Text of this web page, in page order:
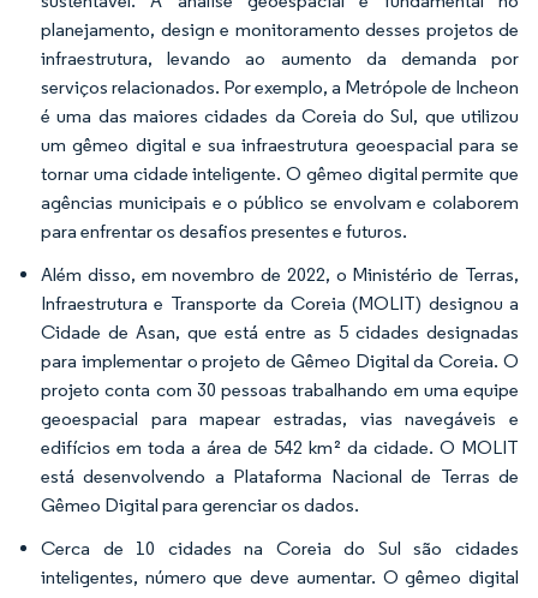
planejamento, design e monitoramento desses projetos de
infraestrutura, levando ao aumento da demanda por
serviços relacionados. Por exemplo, a Metrópole de Incheon
é uma das maiores cidades da Coreia do Sul, que utilizou
um gêmeo digital e sua infraestrutura geoespacial para se
tornar uma cidade inteligente. O gêmeo digital permite que
agências municipais e o público se envolvam e colaborem
para enfrentar os desafios presentes e futuros.
Além disso, em novembro de 2022, o Ministério de Terras,
Infraestrutura e Transporte da Coreia (MOLIT) designou a
Cidade de Asan, que está entre as 5 cidades designadas
para implementar o projeto de Gêmeo Digital da Coreia. O
projeto conta com 30 pessoas trabalhando em uma equipe
geoespacial para mapear estradas, vias navegáveis e
edifícios em toda a área de 542 km² da cidade. O MOLIT
está desenvolvendo a Plataforma Nacional de Terras de
Gêmeo Digital para gerenciar os dados.
Cerca de 10 cidades na Coreia do Sul são cidades
inteligentes, número que deve aumentar. O gêmeo digital